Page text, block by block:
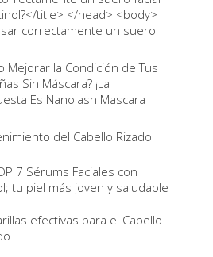
title> </head> <body>
correctamente un suero
Mejorar la Condición de Tus
Sin Máscara? ¡La
Es Nanolash Mascara
del Cabello Rizado
7 Sérums Faciales con
tu piel más joven y saludable
efectivas para el Cabello